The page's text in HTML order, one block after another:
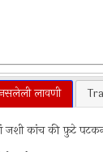
नसलेली लावणी
जशी कांच की फ़ुटे